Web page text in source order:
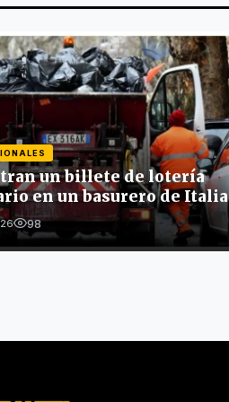
un billete de lotería
en un basurero de Italia
98